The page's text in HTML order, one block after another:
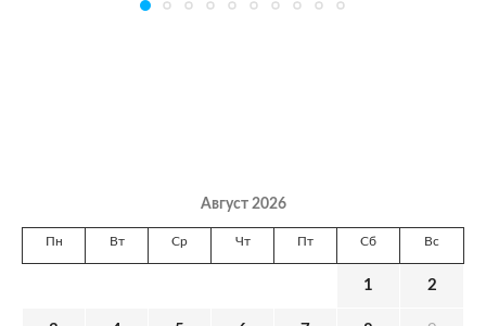
Август 2026
Пн Вт Ср Чт Пт Сб Вс
1 2